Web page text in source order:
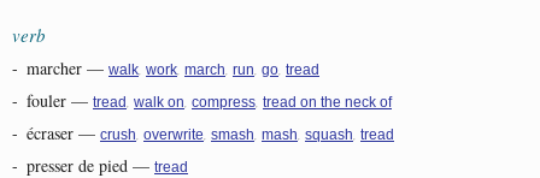
verb
- marcher — walk work march run go tread
- fouler — tread walk on compress tread on the neck of
- écraser — crush overwrite smash mash squash tread
- presser de pied — tread